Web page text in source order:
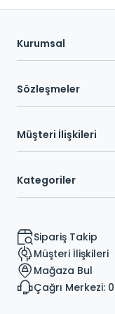
Kurumsal
Sözleşmeler
Müşteri İlişkileri
Kategoriler
Sipariş Takip
Müşteri İlişkileri
Mağaza Bul
Çağrı Merkezi: